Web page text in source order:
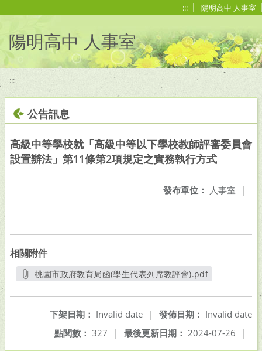
::: 陽明高中 人事室
陽明高中 人事室
:::
公告訊息
高級中等學校就「高級中等以下學校教師評審委員會
設置辦法」第11條第2項規定之實務執行方式
發布單位： 人事室 |
相關附件
桃園市政府教育局函(學生代表列席教評會).pdf
發佈日期： Invalid date
下架日期： Invalid date
|
最後更新日期： 2024-07-26 |
點閱數： 327 |